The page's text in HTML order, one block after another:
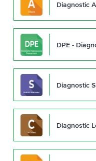
Diagnostic
DPE -
Diagnostic
Diagnostic